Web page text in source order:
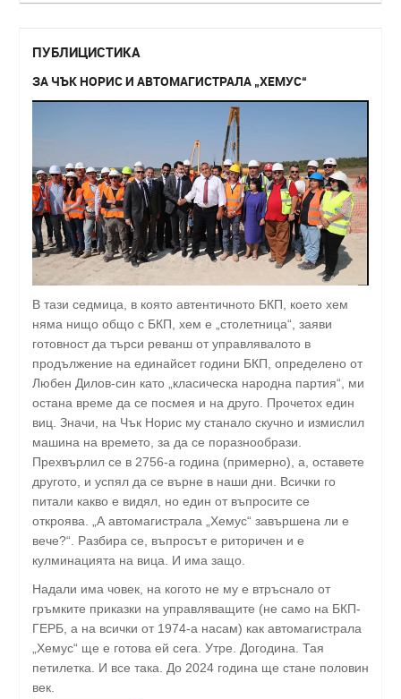
ПУБЛИЦИСТИКА
ЗА ЧЪК НОРИС И АВТОМАГИСТРАЛА „ХЕМУС“
В тази седмица, в която автентичното БКП, което хем
няма нищо общо с БКП, хем е „столетница“, заяви
готовност да търси реванш от управлявалото в
продължение на единайсет години БКП, определено от
Любен Дилов-син като „класическа народна партия“, ми
остана време да се посмея и на друго. Прочетох един
виц. Значи, на Чък Норис му станало скучно и измислил
машина на времето, за да се поразнообрази.
Прехвърлил се в 2756-а година (примерно), а, оставете
другото, и успял да се върне в наши дни. Всички го
питали какво е видял, но един от въпросите се
откроява. „А автомагистрала „Хемус“ завършена ли е
вече?“. Разбира се, въпросът е риторичен и е
кулминацията на вица. И има защо.
Надали има човек, на когото не му е втръснало от
гръмките приказки на управляващите (не само на БКП-
ГЕРБ, а на всички от 1974-а насам) как автомагистрала
„Хемус“ ще е готова ей сега. Утре. Догодина. Тая
петилетка. И все така. До 2024 година ще стане половин
век.